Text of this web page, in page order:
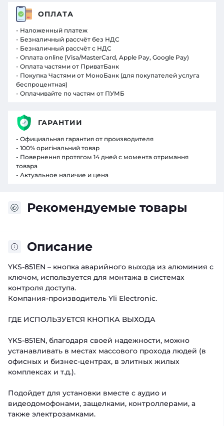
Рекомендуемые товары
Описание
YKS-851EN – кнопка аварийного выхода из алюминия с
ключом, используется для монтажа в системах
контроля доступа.
Компания-производитель Yli Electronic.
ГДЕ ИСПОЛЬЗУЕТСЯ КНОПКА ВЫХОДА
YKS-851EN, благодаря своей надежности, можно
устанавливать в местах массового прохода людей (в
офисных и бизнес-центрах, в элитных жилых
комплексах и т.д.).
Подойдет для установки вместе с аудио и
видеодомофонами, защелками, контроллерами, а
также электрозамками.
ОПЛАТА
- Наложенный платеж
- Безналичный рассчёт без НДС
- Безналичный рассчёт с НДС
- Оплата online (Visa/MasterCard, Apple Pay, Google Pay)
- Оплата частями от ПриватБанк
- Покупка Частями от МоноБанк (для покупателей услуга
беспроцентная)
- Оплачивайте по частям от ПУМБ
ГАРАНТИИ
- Официальная гарантия от производителя
- 100% оригінальний товар
- Повернення протягом 14 дней с момента отримання
товара
- Актуальное наличие и цена